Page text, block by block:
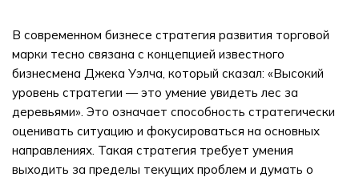
В современном бизнесе стратегия развития торговой
марки тесно связана с концепцией известного
бизнесмена Джека Уэлча, который сказал: «Высокий
уровень стратегии — это умение увидеть лес за
деревьями». Это означает способность стратегически
оценивать ситуацию и фокусироваться на основных
направлениях. Такая стратегия требует умения
выходить за пределы текущих проблем и думать о